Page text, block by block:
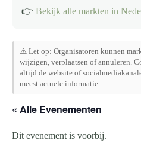
👉 Bekijk alle markten in
⚠️ Let op: Organisatoren kunnen
wijzigen, verplaatsen of annuleren.
altijd de website of
meest actuele informatie.
« Alle Evenementen
Dit evenement is voorbij.